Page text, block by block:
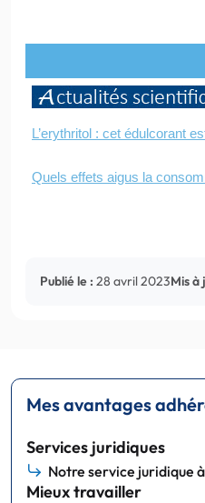
L’erythritol : cet édulcorant
Quels effets aigus la
Publié le : 28 avril 2023Mis à
Mes avantages
Services juridiques
Notre service juridique
Mieux travailler